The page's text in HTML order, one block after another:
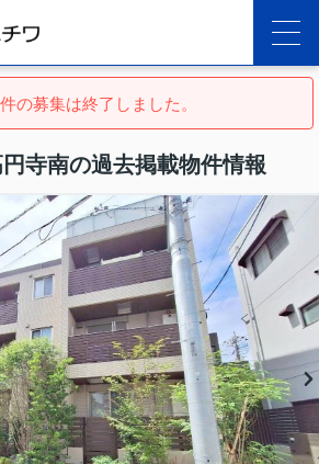
の募集は終了しました。
寺南の過去掲載物件情報